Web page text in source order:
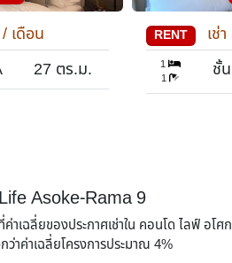
เดือน
27 ตร.ม.
RENT เช่า
1
1
ชั้
Asoke-Rama 9
าเฉลี่ยของประกาศเช่าใน คอนโด ไลฟ์ อ
าค่าเฉลี่ยโครงการประมาณ 4%